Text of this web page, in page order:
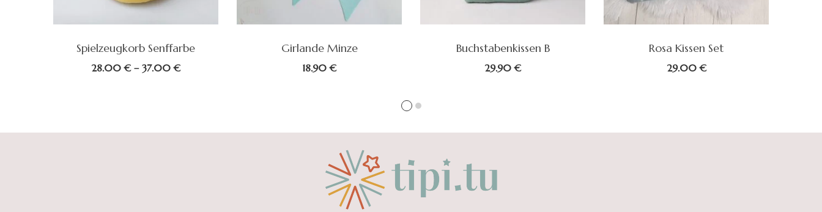
Spielzeugkorb Senffarbe
28.00€ – 37.00€Preisspanne:
Girlande Minze
18.90€
Buchstabenkissen B
29.90€
Rosa Kissen Set
29.00€